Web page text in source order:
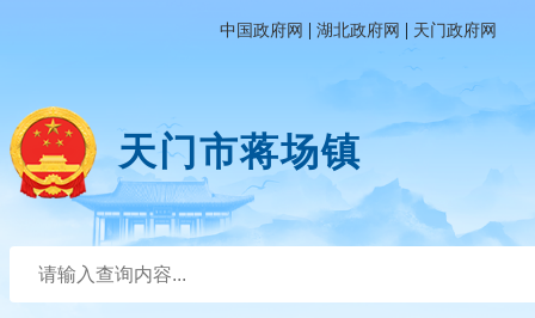
中国政府网 | 湖北政府网 | 天门政府网
天门市蒋场镇